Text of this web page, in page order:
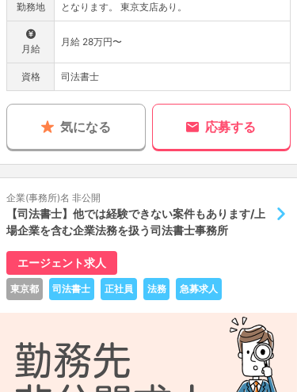
勤務地
となります。 東京支店あり。
月給
月給 28万円〜
資格 司法書士
気になる 応募する
企業(事務所)名 非公開
【司法書士】他では経験できない案件もあります/上
場企業を含む企業法務を扱う司法書士事務所
エージェント求人
東京都 司法書士 正社員 法務 急募求人